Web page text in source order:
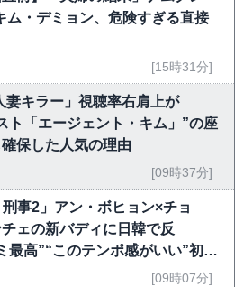
ム・デミョン、危険すぎる直接
[15時31分]
妻キラー」視聴率右肩上が
ト「エージェント・キム」”の座
保した人気の理由
[09時37分]
刑事2」アン・ボヒョン×チョ
ェの新バディに日韓で反
最高”“このテンポ感がいい”初回
[09時07分]